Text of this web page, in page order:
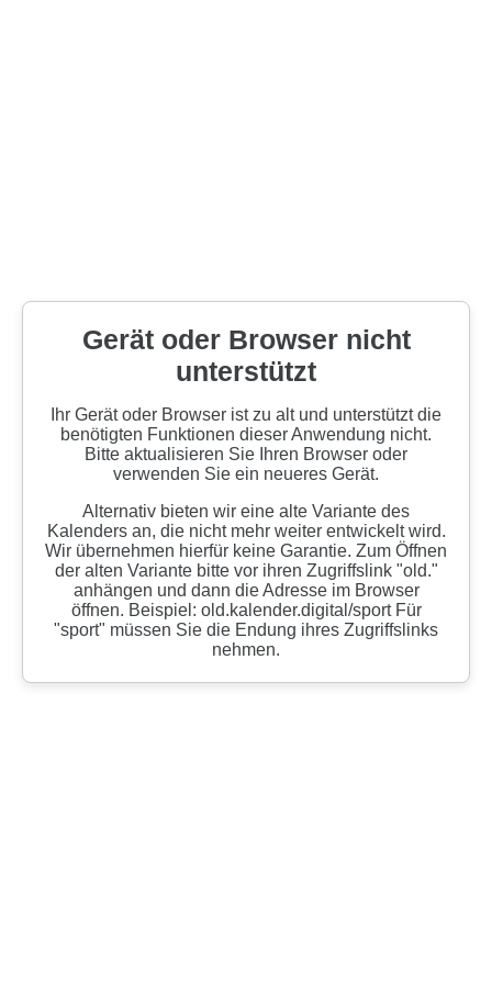
Gerät oder Browser nicht
unterstützt
Ihr Gerät oder Browser ist zu alt und unterstützt die
benötigten Funktionen dieser Anwendung nicht.
Bitte aktualisieren Sie Ihren Browser oder
verwenden Sie ein neueres Gerät.
Alternativ bieten wir eine alte Variante des
Kalenders an, die nicht mehr weiter entwickelt wird.
Wir übernehmen hierfür keine Garantie. Zum Öffnen
der alten Variante bitte vor ihren Zugriffslink "old."
anhängen und dann die Adresse im Browser
öffnen. Beispiel: old.kalender.digital/sport Für
"sport" müssen Sie die Endung ihres Zugriffslinks
nehmen.